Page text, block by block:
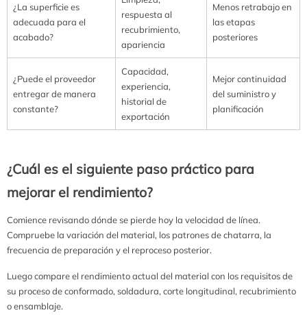
¿La superficie es
adecuada para el
acabado?
respuesta al
recubrimiento,
apariencia
Menos retrabajo en
las etapas
posteriores
¿Puede el proveedor
entregar de manera
constante?
Capacidad,
experiencia,
historial de
exportación
Mejor continuidad
del suministro y
planificación
¿Cuál es el siguiente paso práctico para
mejorar el rendimiento?
Comience revisando dónde se pierde hoy la velocidad de línea.
Compruebe la variación del material, los patrones de chatarra, la
frecuencia de preparación y el reproceso posterior.
Luego compare el rendimiento actual del material con los requisitos de
su proceso de conformado, soldadura, corte longitudinal, recubrimiento
o ensamblaje.